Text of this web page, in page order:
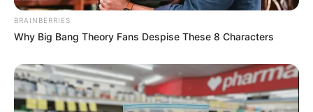
BRAINBERRIES
Why Big Bang Theory Fans Despise These 8 Characters